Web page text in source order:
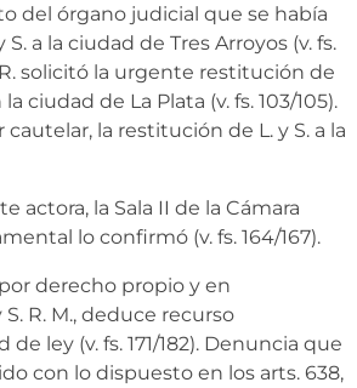
del órgano judicial que se había
a la ciudad de Tres Arroyos (v. fs.
solicitó la urgente restitución de
ciudad de La Plata (v. fs. 103/105).
la restitución de L. y S. a la
actora, la Sala II de la Cámara
lo confirmó (v. fs. 164/167).
por derecho propio y en
R. M., deduce recurso
ley (v. fs. 171/182). Denuncia que
con lo dispuesto en los arts. 638,